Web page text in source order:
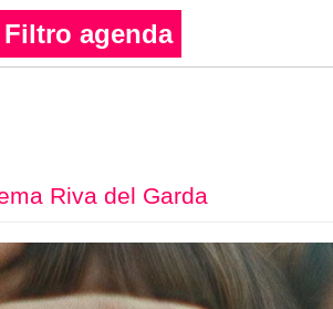
Filtro agenda
Riva del Garda